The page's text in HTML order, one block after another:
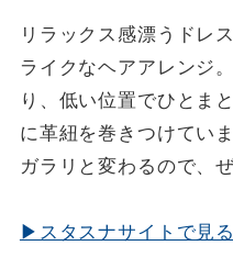
リラックス感漂うドレ
ライクなヘアアレンジ
り、低い位置でひとま
に革紐を巻きつけてい
ガラリと変わるので、
▶スタスナサイトで見る